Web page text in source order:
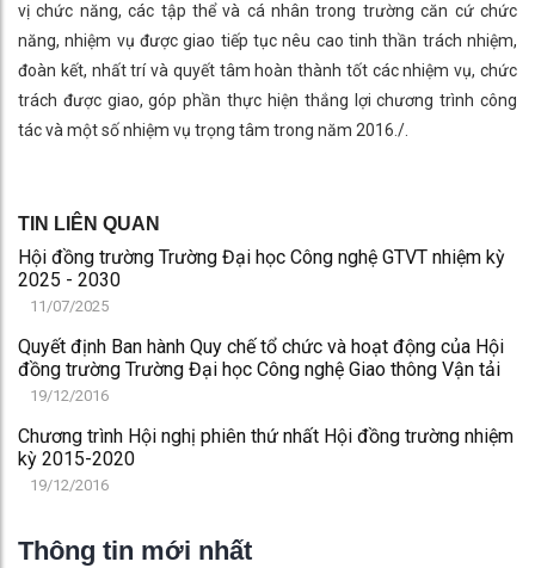
vị chức năng, các tập thể và cá nhân trong trường căn cứ chức
năng, nhiệm vụ được giao tiếp tục nêu cao tinh thần trách nhiệm,
đoàn kết, nhất trí và quyết tâm hoàn thành tốt các nhiệm vụ, chức
trách được giao, góp phần thực hiện thắng lợi chương trình công
tác và một số nhiệm vụ trọng tâm trong năm 2016./.
TIN LIÊN QUAN
Hội đồng trường Trường Đại học Công nghệ GTVT nhiệm kỳ
2025 - 2030
11/07/2025
Quyết định Ban hành Quy chế tổ chức và hoạt động của Hội
đồng trường Trường Đại học Công nghệ Giao thông Vận tải
19/12/2016
Chương trình Hội nghị phiên thứ nhất Hội đồng trường nhiệm
kỳ 2015-2020
19/12/2016
Thông tin mới nhất